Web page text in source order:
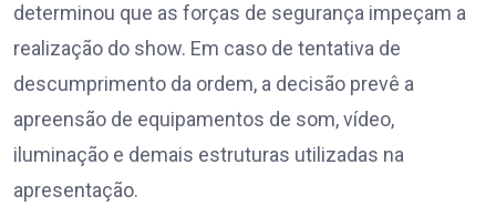
determinou que as forças de segurança impeçam a
realização do show. Em caso de tentativa de
descumprimento da ordem, a decisão prevê a
apreensão de equipamentos de som, vídeo,
iluminação e demais estruturas utilizadas na
apresentação.